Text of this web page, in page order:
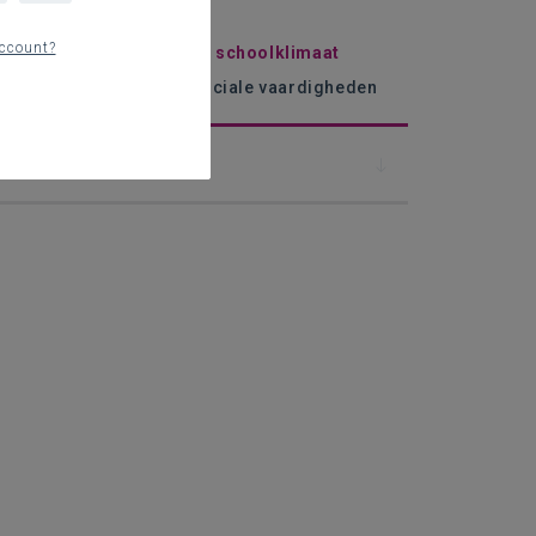
werken aan het schoolklimaat
zijn niet hun sociale vaardigheden